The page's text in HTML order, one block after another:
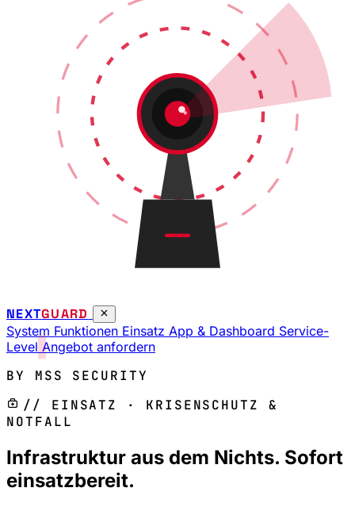
NEXTGUARD
System Funktionen Einsatz App & Dashboard Service-
Level Angebot anfordern
BY MSS SECURITY
// EINSATZ · KRISENSCHUTZ &
NOTFALL
Infrastruktur aus dem Nichts. Sofort
einsatzbereit.